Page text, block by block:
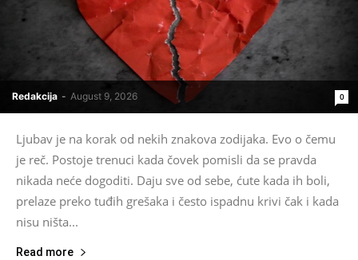
Redakcija - August 9, 2026 0
Ljubav je na korak od nekih znakova zodijaka. Evo o čemu
je reč. Postoje trenuci kada čovek pomisli da se pravda
nikada neće dogoditi. Daju sve od sebe, ćute kada ih boli,
prelaze preko tuđih grešaka i često ispadnu krivi čak i kada
nisu ništa...
Read more